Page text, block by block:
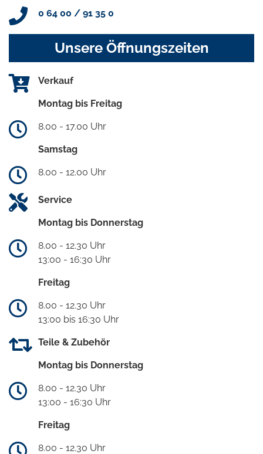
0 64 00 / 91 35 0
Unsere Öffnungszeiten
Verkauf
Montag bis Freitag
8.00 - 17.00 Uhr
Samstag
8.00 - 12.00 Uhr
Service
Montag bis Donnerstag
8.00 - 12.30 Uhr
13:00 - 16:30 Uhr
Freitag
8.00 - 12.30 Uhr
13:00 bis 16:30 Uhr
Teile & Zubehör
Montag bis Donnerstag
8.00 - 12.30 Uhr
13:00 - 16:30 Uhr
Freitag
8.00 - 12.30 Uhr